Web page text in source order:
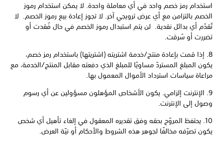
استخدام رمز خصم واحد في أي معاملة واحدة. لا يمكن استخدام رموز
الخصم بالتزامن مع أي عرض ترويجي آخر. لا تجوز إعادة بيع رموز الخصم. لا
تُقدّم أي بدائل نقدية. لن يتم استبدال رموز الخصم في حال فُقدت أو
تضررت أو سُرقت.
8. إذا قمت بإعادة منتج/خدمة اشتريته (اشتريتها) باستخدام رمز خصم،
يكون المبلغ المستردّ مساويًا للمبلغ الذي دفعته مقابل المنتج/الخدمة، مع
مراعاة سياسات استرداد الأموال المعمول بها.
9. الإنترنت إلزامي. يكون الأشخاص المؤهلون مسؤولين عن أي رسوم
وصول إلى الإنترنت.
10. يحتفظ المروّج بحقه وفق تقديره المعقول في إلغاء تأهيل أي شخص
يكون تصرّفه مخالفًا لجوهر هذه الشروط والأحكام أو نيّة العرض.